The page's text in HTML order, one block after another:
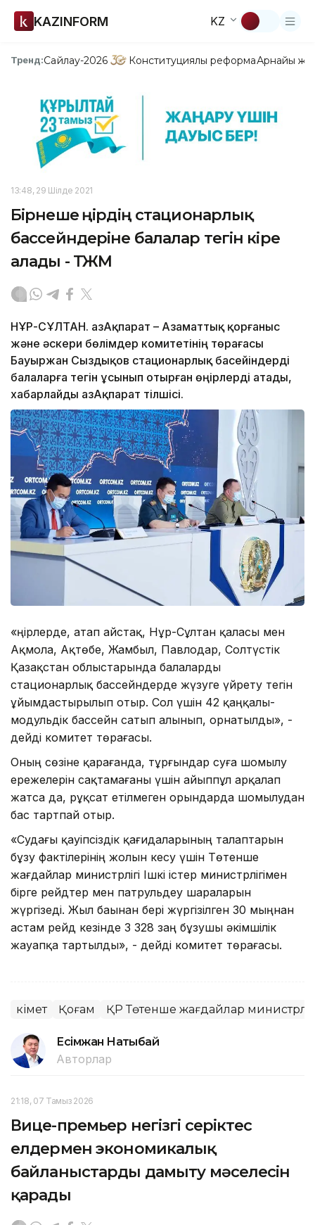
KAZINFORM KZ
Тренд:Сайлау-2026 Конституциялық реформаАрнайы
13:48, 29 Шілде 2021
Бірнеше өңірдің стационарлық
бассейндеріне балалар тегін кіре
алады - ТЖМ
НҰР-СҰЛТАН. ҚазАқпарат – Азаматтық қорғаныс
және әскери бөлімдер комитетінің төрағасы
Бауыржан Сыздықов стационарлық басейіндерді
балаларға тегін ұсынып отырған өңірлерді атады,
хабарлайды ҚазАқпарат тілшісі.
«Өңірлерде, атап айстақ, Нұр-Сұлтан қаласы мен
Ақмола, Ақтөбе, Жамбыл, Павлодар, Солтүстік
Қазақстан облыстарында балаларды
стационарлық бассейндерде жүзуге үйрету тегін
ұйымдастырылып отыр. Сол үшін 42 қаңқалы-
модульдік бассейн сатып алынып, орнатылды», -
дейді комитет төрағасы.
Оның сөзіне қарағанда, тұрғындар суға шомылу
ережелерін сақтамағаны үшін айыппұл арқалап
жатса да, рұқсат етілмеген орындарда шомылудан
бас тартпай отыр.
«Судағы қауіпсіздік қағидаларының талаптарын
бұзу фактілерінің жолын кесу үшін Төтенше
жағдайлар министрлігі Ішкі істер министрлігімен
бірге рейдтер мен патрульдеу шараларын
жүргізеді. Жыл баынан бері жүргізілген 30 мыңнан
астам рейд кезінде 3 328 заң бұзушы әкімшілік
жауапқа тартылды», - дейді комитет төрағасы.
Үкімет Қоғам ҚР Төтенше жағдайлар
Есімжан Нақтыбай
Авторлар
21:18, 07 Тамыз 2026
Вице-премьер негізгі серіктес
елдермен экономикалық
байланыстарды дамыту мәселесін
қарады